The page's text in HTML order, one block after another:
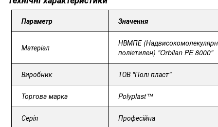
Параметр Значення
Матеріал
НВМПЕ
поліетилен) "Orbilan PE 8000"
Виробник ТОВ "Полі пласт"
Торгова марка Polyplast™
Серія Професійна